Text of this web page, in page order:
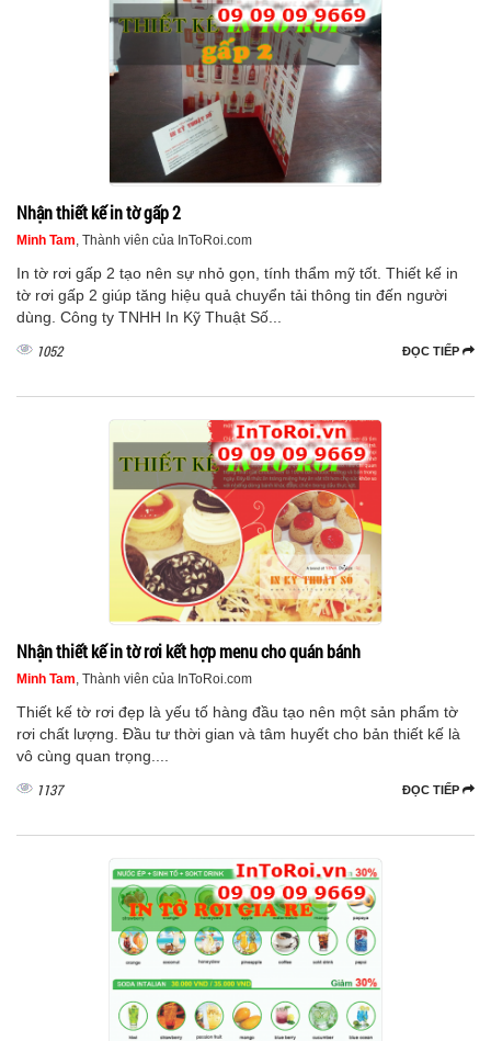
Nhận thiết kế in tờ gấp 2
Minh Tam , Thành viên của InToRoi.com
In tờ rơi gấp 2 tạo nên sự nhỏ gọn, tính thẩm mỹ tốt. Thiết kế in
tờ rơi gấp 2 giúp tăng hiệu quả chuyển tải thông tin đến người
dùng. Công ty TNHH In Kỹ Thuật Số...
ĐỌC TIẾP
1052
Nhận thiết kế in tờ rơi kết hợp menu cho quán bánh
Minh Tam , Thành viên của InToRoi.com
Thiết kế tờ rơi đẹp là yếu tố hàng đầu tạo nên một sản phẩm tờ
rơi chất lượng. Đầu tư thời gian và tâm huyết cho bản thiết kế là
vô cùng quan trọng....
ĐỌC TIẾP
1137